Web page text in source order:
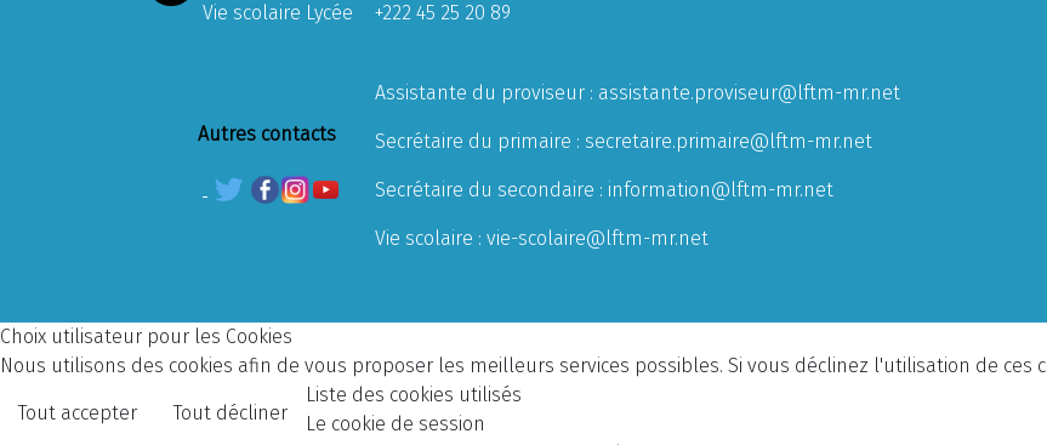
Vie scolaire Lycée
+222 45 25 20 89
Autres contacts
Assistante du proviseur : assistante.proviseur@lftm-mr.net
Secrétaire du primaire : secretaire.primaire@lftm-mr.net
Secrétaire du secondaire : information@lftm-mr.net
Vie scolaire : vie-scolaire@lftm-mr.net
Choix utilisateur pour les Cookies
Nous utilisons des cookies afin de vous proposer les meilleurs services possibles. Si vous déclinez l'utilisation de
Tout accepter Tout décliner
Liste des cookies utilisés
Le cookie de session